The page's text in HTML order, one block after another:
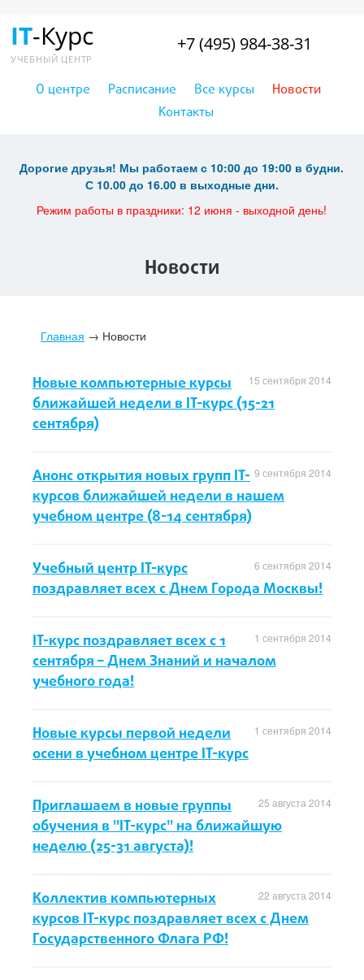
IT-Курс
УЧЕБНЫЙ ЦЕНТР
О центре Расписание Все курсы
Новости
Контакты
+7 (495) 984-38-31
Дорогие друзья! Мы работаем с 10:00 до 19:00 в будни.
С 10.00 до 16.00 в выходные дни.
Режим работы в праздники: 12 июня - выходной день!
Новости
Главная → Новости
15 сентября 2014
Новые компьютерные курсы
ближайшей недели в IT-курс (15-21
сентября)
9 сентября 2014
Анонс открытия новых групп IT-
курсов ближайшей недели в нашем
учебном центре (8-14 сентября)
6 сентября 2014
Учебный центр IT-курс
поздравляет всех с Днем Города Москвы!
1 сентября 2014
IT-курс поздравляет всех с 1
сентября – Днем Знаний и началом
учебного года!
1 сентября 2014
Новые курсы первой недели
осени в учебном центре IT-курс
25 августа 2014
Приглашаем в новые группы
обучения в "IT-курс" на ближайшую
неделю (25-31 августа)!
22 августа 2014
Коллектив компьютерных
курсов IT-курс поздравляет всех с Днем
Государственного Флага РФ!